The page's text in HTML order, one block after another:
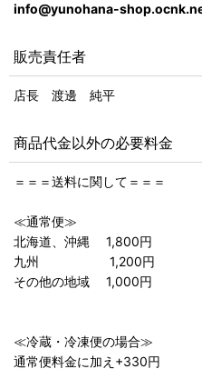
info@yunohana-
販売責任者
店長 渡邊 純平
商品代金以外の必要料金
＝＝＝送料に関して＝＝＝
≪通常便≫
北海道、沖縄 1,800円
九州 1,200円
その他の地域 1,000円
≪冷蔵・冷凍便の場合≫
通常便料金に加え+330円